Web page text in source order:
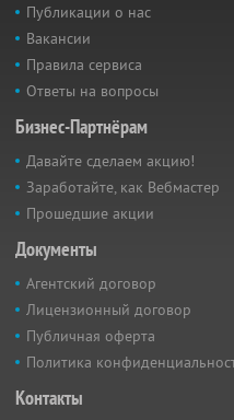
Публикации о нас
Вакансии
Правила сервиса
Ответы на вопросы
Бизнес-Партнёрам
Давайте сделаем акцию!
Заработайте, как Вебмастер
Прошедшие акции
Документы
Агентский договор
Лицензионный договор
Публичная оферта
Политика
Контакты